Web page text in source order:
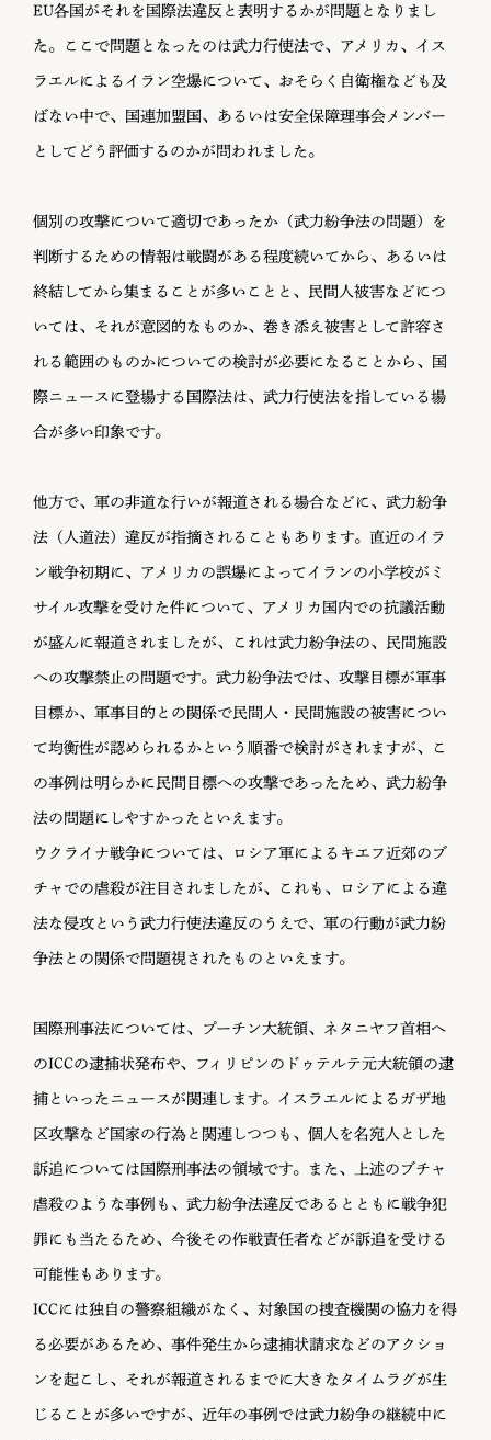
EU各国がそれを国際法違反と表明するかが問題となりまし
た。ここで問題となったのは武力行使法で、アメリカ、イス
ラエルによるイラン空爆について、おそらく自衛権なども及
ばない中で、国連加盟国、あるいは安全保障理事会メンバー
としてどう評価するのかが問われました。
個別の攻撃について適切であったか（武力紛争法の問題）を
判断するための情報は戦闘がある程度続いてから、あるいは
終結してから集まることが多いことと、民間人被害などにつ
いては、それが意図的なものか、巻き添え被害として許容さ
れる範囲のものかについての検討が必要になることから、国
際ニュースに登場する国際法は、武力行使法を指している場
合が多い印象です。
他方で、軍の非道な行いが報道される場合などに、武力紛争
法（人道法）違反が指摘されることもあります。直近のイラ
ン戦争初期に、アメリカの誤爆によってイランの小学校がミ
サイル攻撃を受けた件について、アメリカ国内での抗議活動
が盛んに報道されましたが、これは武力紛争法の、民間施設
への攻撃禁止の問題です。武力紛争法では、攻撃目標が軍事
目標か、軍事目的との関係で民間人・民間施設の被害につい
て均衡性が認められるかという順番で検討がされますが、こ
の事例は明らかに民間目標への攻撃であったため、武力紛争
法の問題にしやすかったといえます。
ウクライナ戦争については、ロシア軍によるキエフ近郊のブ
チャでの虐殺が注目されましたが、これも、ロシアによる違
法な侵攻という武力行使法違反のうえで、軍の行動が武力紛
争法との関係で問題視されたものといえます。
国際刑事法については、プーチン大統領、ネタニヤフ首相へ
のICCの逮捕状発布や、フィリピンのドゥテルテ元大統領の逮
捕といったニュースが関連します。イスラエルによるガザ地
区攻撃など国家の行為と関連しつつも、個人を名宛人とした
訴追については国際刑事法の領域です。また、上述のブチャ
虐殺のような事例も、武力紛争法違反であるとともに戦争犯
罪にも当たるため、今後その作戦責任者などが訴追を受ける
可能性もあります。
ICCには独自の警察組織がなく、対象国の捜査機関の協力を得
る必要があるため、事件発生から逮捕状請求などのアクショ
ンを起こし、それが報道されるまでに大きなタイムラグが生
じることが多いですが、近年の事例では武力紛争の継続中に